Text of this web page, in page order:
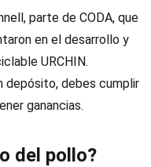
parte de CODA, que
en el desarrollo y
URCHIN.
depósito, debes cumplir
ganancias.
del pollo?